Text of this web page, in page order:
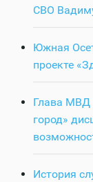
СВО
Южная
проекте
Глава МВД
город»
История